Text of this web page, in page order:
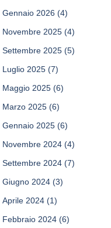
Gennaio 2026 (4)
Novembre 2025 (4)
Settembre 2025 (5)
Luglio 2025 (7)
Maggio 2025 (6)
Marzo 2025 (6)
Gennaio 2025 (6)
Novembre 2024 (4)
Settembre 2024 (7)
Giugno 2024 (3)
Aprile 2024 (1)
Febbraio 2024 (6)